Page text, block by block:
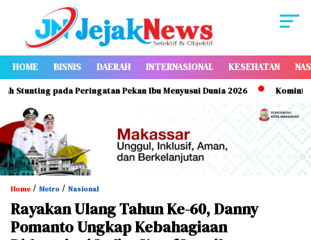
HOME BISNIS DAERAH INTERNASIONAL KESEHATAN
pada Peringatan Pekan Ibu Menyusui Dunia 2026 Kominfo
Home / Metro / Nasional
Rayakan Ulang Tahun Ke-60, Danny
Pomanto Ungkap Kebahagiaan